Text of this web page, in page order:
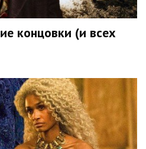
концовки (и всех